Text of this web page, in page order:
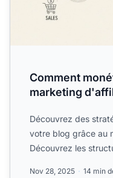
Comment
marketing
Découvrez des
votre blog grâce au
Découvrez les
Nov 28, 2025 14 min